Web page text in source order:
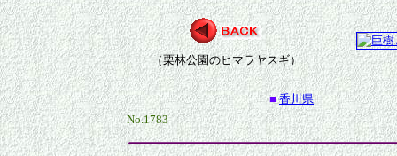
（栗林公園のヒマラヤスギ）
■ 香川県
No.1783